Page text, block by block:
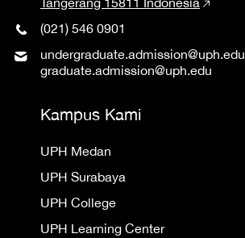
(021) 546 0901
undergraduate.admission@uph.edu
graduate.admission@uph.edu
Kampus Kami
UPH Medan
UPH Surabaya
UPH College
UPH Learning Center